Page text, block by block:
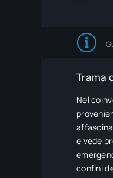
Trama
Nel
e vede
confini